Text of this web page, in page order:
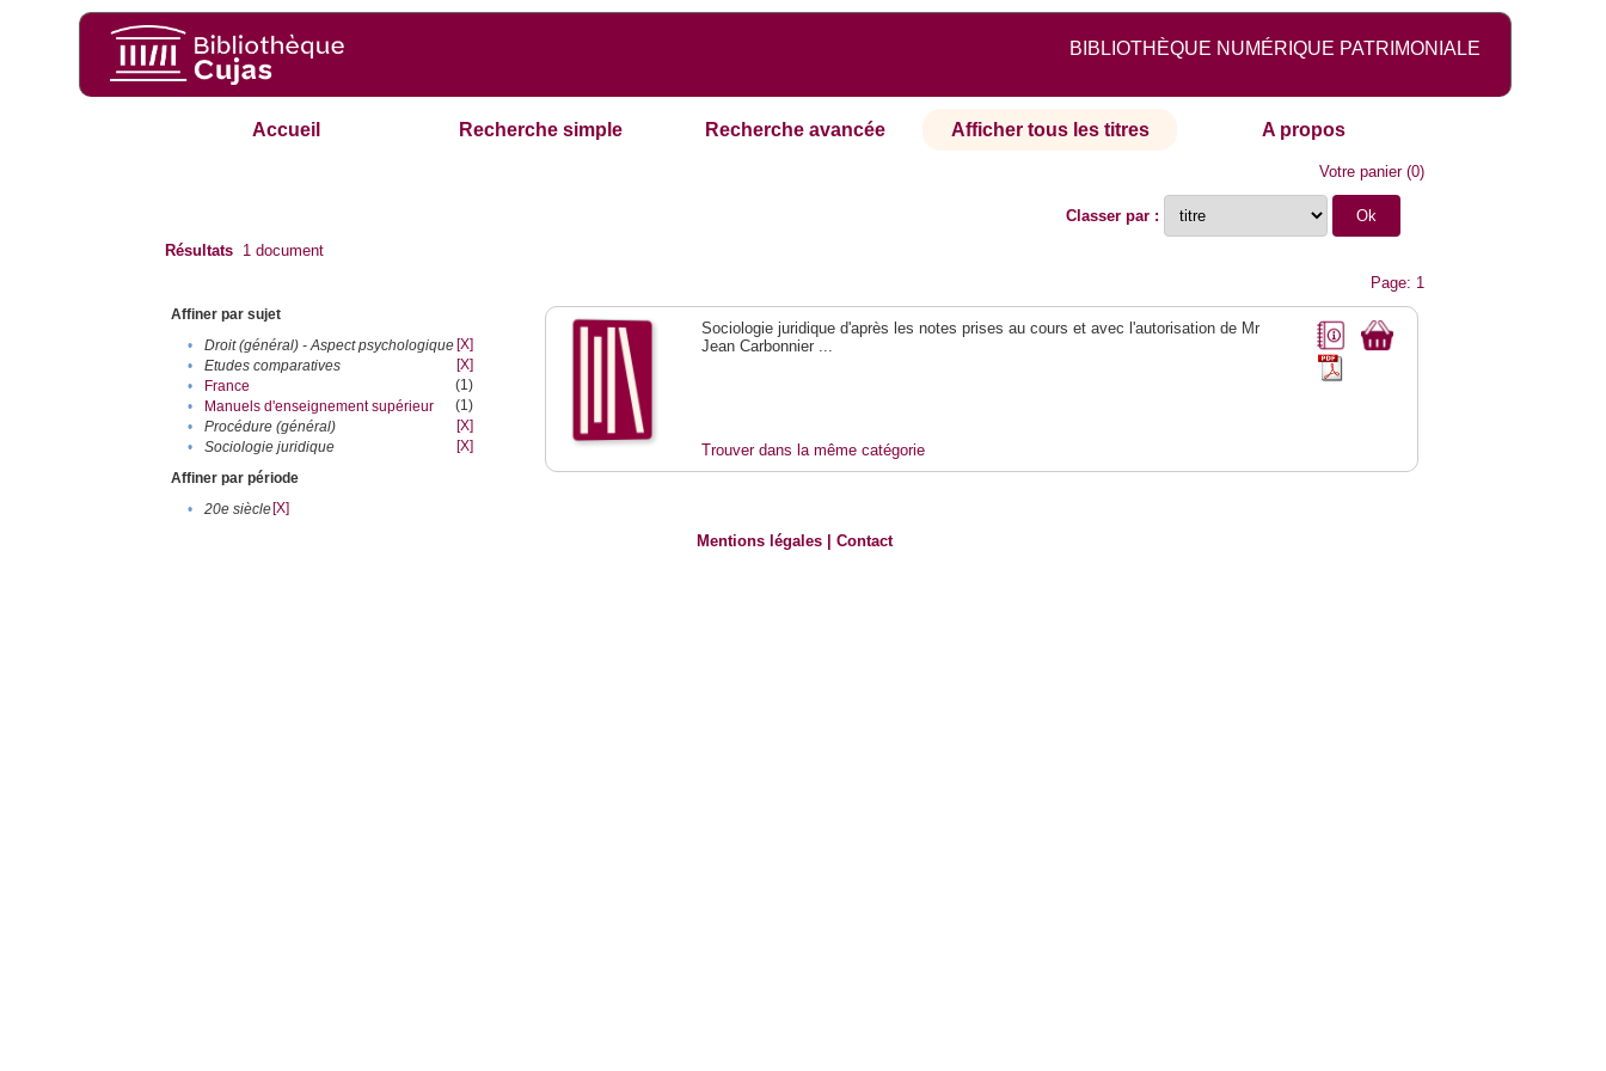
BIBLIOTHÈQUE NUMÉRIQUE PATRIMONIALE
Accueil Recherche simple Recherche avancée Afficher tous les titres A propos
Votre panier(0)
Classer par :
Résultats 1 document
Page: 1
Affiner par sujet
•
Droit (général) - Aspect psychologique [X]
•
Etudes comparatives
[X]
•
France
(1)
•
Manuels d'enseignement supérieur
(1)
•
Procédure (général)
[X]
•
Sociologie juridique
[X]
Affiner par période
•
20e siècle[X]
Sociologie juridique d'après les notes prises au cours et avec l'autorisation de Mr
Jean Carbonnier ...
Trouver dans la même catégorie
Mentions légales |Contact